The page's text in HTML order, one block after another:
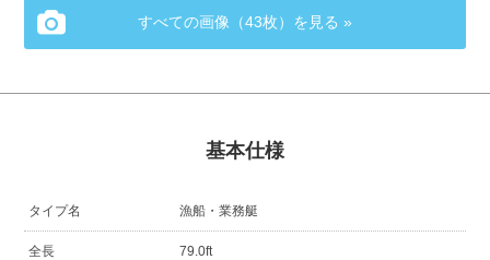
すべての画像（43枚）を見る »
基本仕様
タイプ名 漁船・業務艇
全長 79.0ft